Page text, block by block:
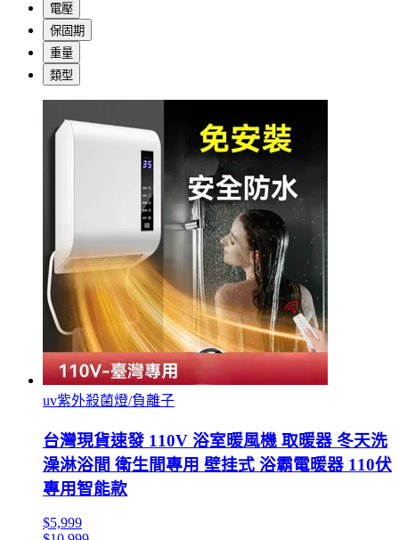
電壓
保固期
重量
類型
uv紫外殺菌燈/負離子
台灣現貨速發 110V 浴室暖風機 取暖器 冬天洗
澡淋浴間 衛生間專用 壁挂式 浴霸電暖器 110伏
專用智能款
$5,999